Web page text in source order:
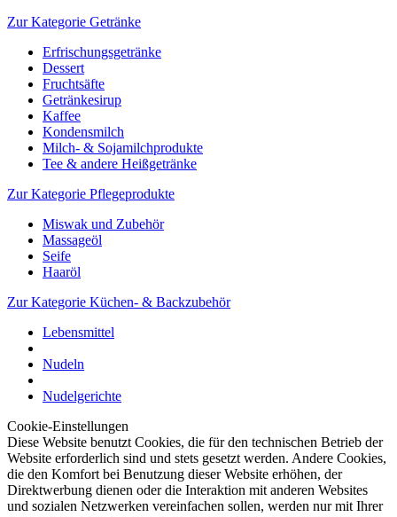
Zur Kategorie Getränke
Erfrischungsgetränke
Dessert
Fruchtsäfte
Getränkesirup
Kaffee
Kondensmilch
Milch- & Sojamilchprodukte
Tee & andere Heißgetränke
Zur Kategorie Pflegeprodukte
Miswak und Zubehör
Massageöl
Seife
Haaröl
Zur Kategorie Küchen- & Backzubehör
Lebensmittel
Nudeln
Nudelgerichte
Cookie-Einstellungen
Diese Website benutzt Cookies, die für den technischen Betrieb der
Website erforderlich sind und stets gesetzt werden. Andere Cookies,
die den Komfort bei Benutzung dieser Website erhöhen, der
Direktwerbung dienen oder die Interaktion mit anderen Websites
und sozialen Netzwerken vereinfachen sollen, werden nur mit Ihrer